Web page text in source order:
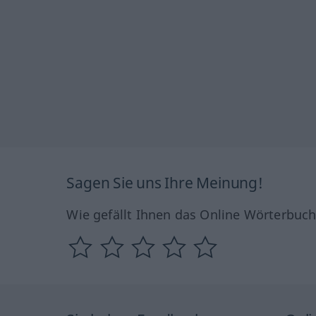
Sagen Sie uns Ihre Meinung!
Wie gefällt Ihnen das Online